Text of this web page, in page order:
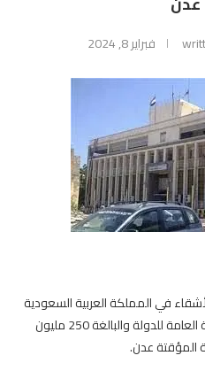
فبراير 8, 2024
في المملكة العربية السعودية
الدفعة الثانية من منحة دعم الموازنة العامة للدولة والبالغة 250 مليون
المؤقتة عدن.